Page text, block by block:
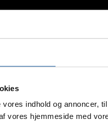
indhold og annoncer,
vores hjemmeside med